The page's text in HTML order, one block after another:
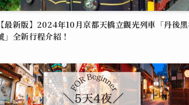
【最新版】2024年10月京都天橋立觀光列車「丹後
」全新行程介紹！